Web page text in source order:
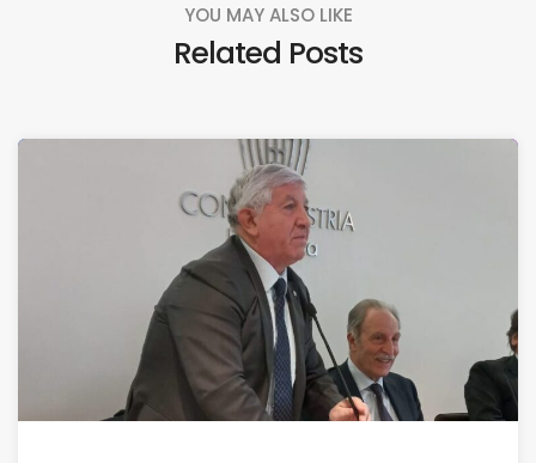
YOU MAY ALSO LIKE
Related Posts